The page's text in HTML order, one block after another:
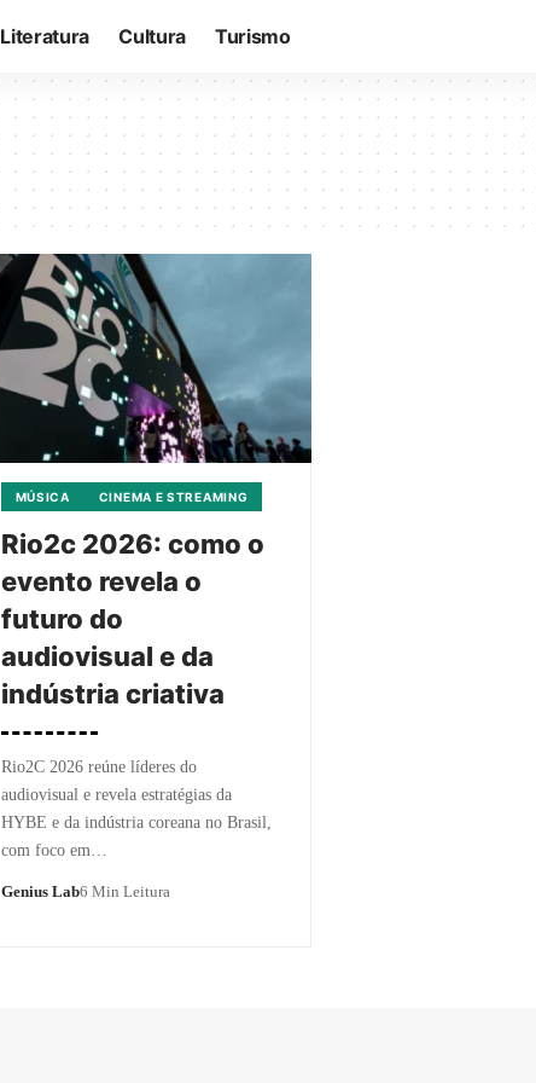
Literatura Cultura Turismo
MÚSICA CINEMA E STREAMING
Rio2c 2026: como o
evento revela o
futuro do
audiovisual e da
indústria criativa
Rio2C 2026 reúne líderes do
audiovisual e revela estratégias da
HYBE e da indústria coreana no Brasil,
com foco em…
Genius Lab6 Min Leitura